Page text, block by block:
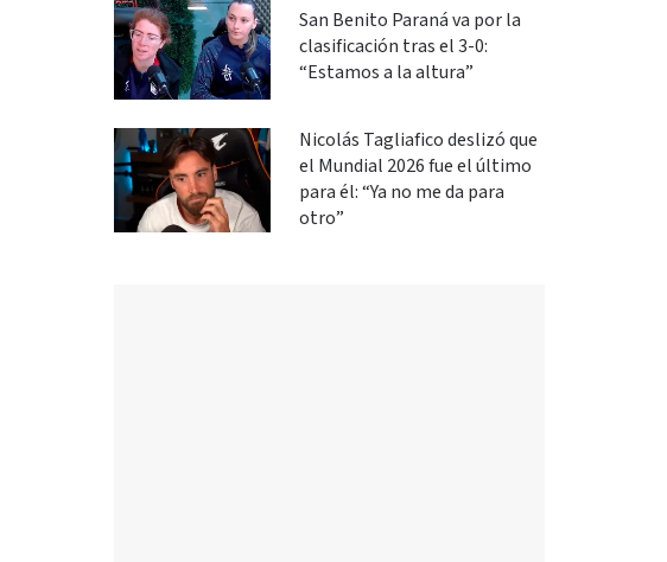
San Benito Paraná va por la
clasificación tras el 3-0:
“Estamos a la altura”
Nicolás Tagliafico deslizó que
el Mundial 2026 fue el último
para él: “Ya no me da para
otro”